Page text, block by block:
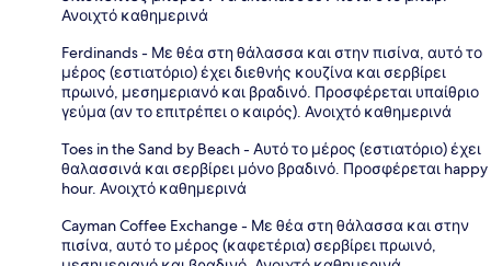
Ανοιχτό καθημερινά
Ferdinands - Με θέα στη θάλασσα και στην πισίνα, αυτό το
μέρος (εστιατόριο) έχει διεθνής κουζίνα και σερβίρει
πρωινό, μεσημεριανό και βραδινό. Προσφέρεται υπαίθριο
γεύμα (αν το επιτρέπει ο καιρός). Ανοιχτό καθημερινά
Toes in the Sand by Beach - Αυτό το μέρος (εστιατόριο) έχει
θαλασσινά και σερβίρει μόνο βραδινό. Προσφέρεται happy
hour. Ανοιχτό καθημερινά
Cayman Coffee Exchange - Με θέα στη θάλασσα και στην
πισίνα, αυτό το μέρος (καφετέρια) σερβίρει πρωινό,